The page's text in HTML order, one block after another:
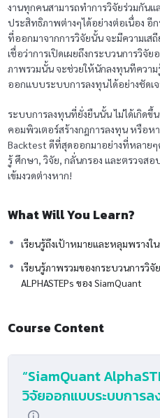
งานทุกคนสามารถทำการวิจัยร่วมกัน
ประสิทธิภาพต่างๆได้อย่างต่อเนื่อง อี
ที่ออกมาจากการวิจัยนั้น จะมีความเสถี
เชื่อว่าการเปิดเผยถึงกระบวนการวิจั
ภาพรวมนั้น จะช่วยให้นักลงทุนทีความ
ออกแบบระบบการลงทุนได้อย่างชัดเ
ระบบการลงทุนที่ยั่งยืนนั้น ไม่ได้เกิดขึ้
คอมพิวเตอร์สร้างกฎการลงทุน หรือ
Backtest ดีที่สุดออกมาอย่างที่หลาย
รู้ ศึกษา, วิจัย, กลั่นกรอง และตรวจส
เข้มงวดต่างหาก!
What Will You Learn?
เรียนรู้ถึงเป้าหมายและหลุมพราง
เรียนรู้ภาพรวมของกระบวนการวิ
ALPHASTEPs ของ SiamQuant
Course Content
“SiamQuant
วิจัยออกแบบระบบการ